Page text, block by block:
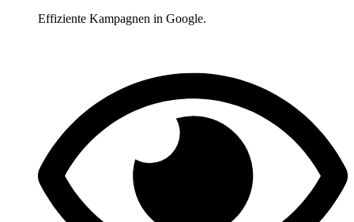
Effiziente Kampagnen in Google.